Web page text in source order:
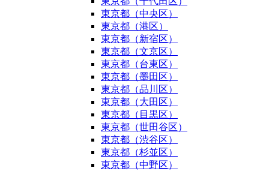
東京都（中央区）
東京都（港区）
東京都（新宿区）
東京都（文京区）
東京都（台東区）
東京都（墨田区）
東京都（品川区）
東京都（大田区）
東京都（目黒区）
東京都（世田谷区）
東京都（渋谷区）
東京都（杉並区）
東京都（中野区）